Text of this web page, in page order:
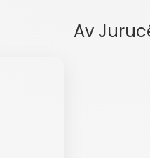
Av